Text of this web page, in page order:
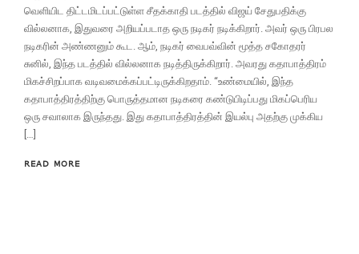
வெளியிட திட்டமிடப்பட்டுள்ள சீதக்காதி படத்தில் விஜய் சேதுபதிக்கு
வில்லனாக, இதுவரை அறியப்படாத ஒரு நடிகர் நடிக்கிறார். அவர் ஒரு பிரபல
நடிகரின் அண்ணனும் கூட. ஆம், நடிகர் வைபவ்வின் மூத்த சகோதரர்
சுனில், இந்த படத்தில் வில்லனாக நடித்திருக்கிறார். அவரது கதாபாத்திரம்
மிகச்சிறப்பாக வடிவமைக்கப்பட்டிருக்கிறதாம். “உண்மையில், இந்த
கதாபாத்திரத்திற்கு பொருத்தமான நடிகரை கண்டுபிடிப்பது மிகப்பெரிய
ஒரு சவாலாக இருந்தது. இது கதாபாத்திரத்தின் இயல்பு அதற்கு முக்கிய
[…]
READ MORE